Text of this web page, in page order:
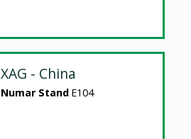
XAG - China
Numar Stand E104